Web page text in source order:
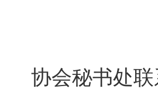
协会秘书处联